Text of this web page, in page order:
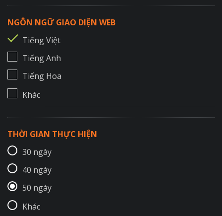
NGÔN NGỮ GIAO DIỆN WEB
Tiếng Việt
Tiếng Anh
Tiếng Hoa
Khác
THỜI GIAN THỰC HIỆN
30 ngày
40 ngày
50 ngày
Khác